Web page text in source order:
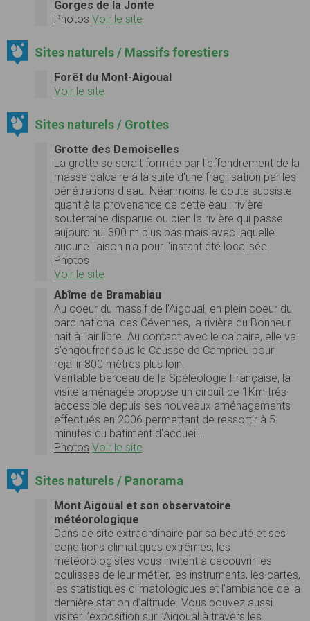
Gorges de la Jonte
Photos Voir le site
Sites naturels / Massifs forestiers
Forêt du Mont-Aigoual
Voir le site
Sites naturels / Grottes
Grotte des Demoiselles
La grotte se serait formée par l'effondrement de la
masse calcaire à la suite d'une fragilisation par les
pénétrations d'eau. Néanmoins, le doute subsiste
quant à la provenance de cette eau : rivière
souterraine disparue ou bien la rivière qui passe
aujourd'hui 300 m plus bas mais avec laquelle
aucune liaison n'a pour l'instant été localisée.
Photos
Voir le site
Abîme de Bramabiau
Au coeur du massif de l'Aigoual, en plein coeur du
parc national des Cévennes, la rivière du Bonheur
nait à l'air libre. Au contact avec le calcaire, elle va
s'engoufrer sous le Causse de Camprieu pour
rejallir 800 mètres plus loin.
Véritable berceau de la Spéléologie Française, la
visite aménagée propose un circuit de 1Km trés
accessible depuis ses nouveaux aménagements
effectués en 2006 permettant de ressortir à 5
minutes du batiment d'accueil…
Photos Voir le site
Sites naturels / Panorama
Mont Aigoual et son observatoire
météorologique
Dans ce site extraordinaire par sa beauté et ses
conditions climatiques extrêmes, les
météorologistes vous invitent à découvrir les
coulisses de leur métier, les instruments, les cartes,
les statistiques climatologiques et l’ambiance de la
dernière station d’altitude. Vous pouvez aussi
visiter l’exposition sur l’Aigoual à travers les